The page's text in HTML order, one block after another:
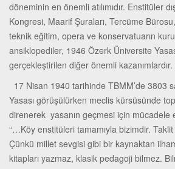
döneminin en önemli atılımıdır. Enstitüler
Kongresi, Maarif Şuraları, Tercüme
teknik eğitim, opera ve konservatuarın
ansiklopediler, 1946 Özerk Üniversite
gerçekleştirilen diğer önemli kazanımlardır.
17 Nisan 1940 tarihinde TBMM’de 3803
Yasası görüşülürken meclis kürsüsünde
direnerek yasanın geçmesi için mücadele
“…Köy enstitüleri tamamıyla bizimdir.
Çünkü millet sevgisi gibi bir kaynaktan
kitapları yazmaz, klasik pedagoji bilmez.